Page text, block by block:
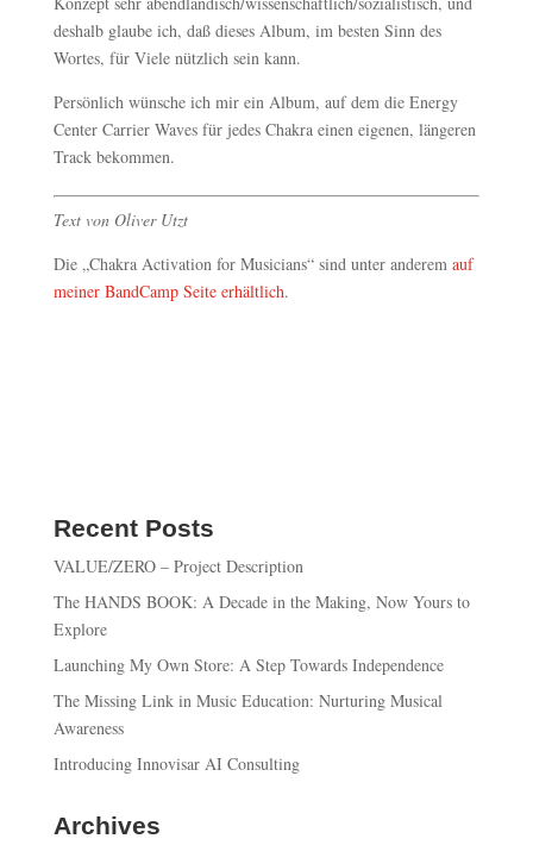
deshalb glaube ich, daß dieses Album, im besten Sinn des
Wortes, für Viele nützlich sein kann.
Persönlich wünsche ich mir ein Album, auf dem die Energy
Center Carrier Waves für jedes Chakra einen eigenen, längeren
Track bekommen.
Text von Oliver Utzt
Die „Chakra Activation for Musicians“ sind unter anderem auf
meiner BandCamp Seite erhältlich.
Recent Posts
VALUE/ZERO – Project Description
The HANDS BOOK: A Decade in the Making, Now Yours to
Explore
Launching My Own Store: A Step Towards Independence
The Missing Link in Music Education: Nurturing Musical
Awareness
Introducing Innovisar AI Consulting
Archives